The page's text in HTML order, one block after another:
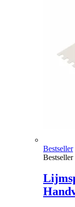
Bestseller
Bestseller